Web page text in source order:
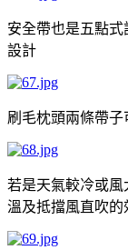
安全帶也是五點
設計
刷毛枕頭兩條帶
若是天氣較冷或
溫及抵擋風直吹的